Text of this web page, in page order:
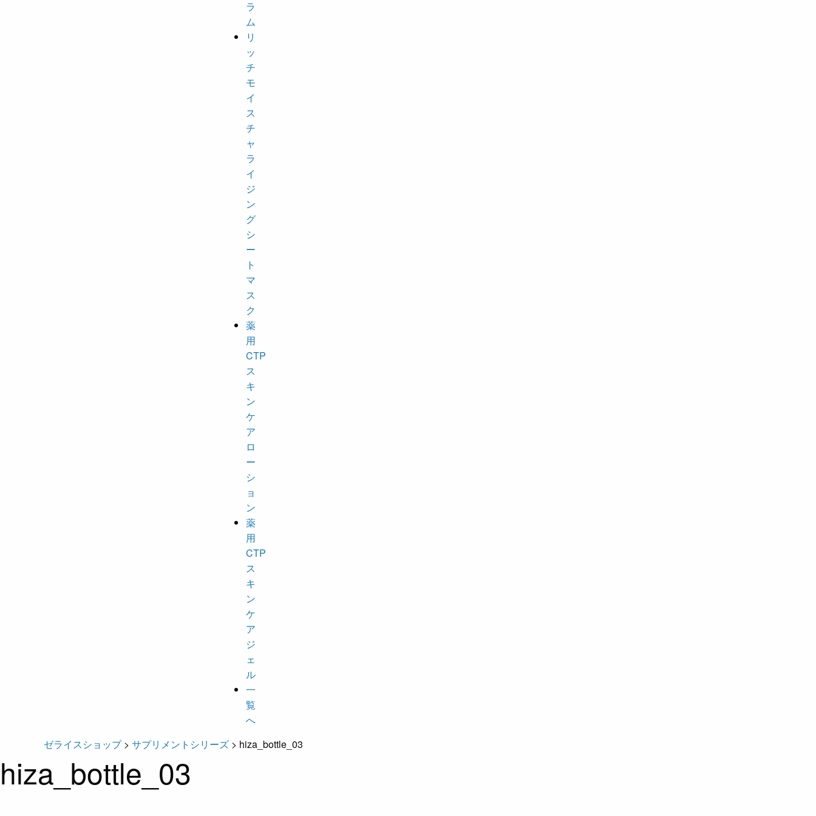
ラ
ム
リ
ッ
チ
モ
イ
ス
チ
ャ
ラ
イ
ジ
ン
グ
シ
ー
ト
マ
ス
ク
薬
用
CTP
ス
キ
ン
ケ
ア
ロ
ー
シ
ョ
ン
薬
用
CTP
ス
キ
ン
ケ
ア
ジ
ェ
ル
一
覧
へ
ゼライスショップ> サプリメントシリーズ > hiza_bottle_03
hiza_bottle_03